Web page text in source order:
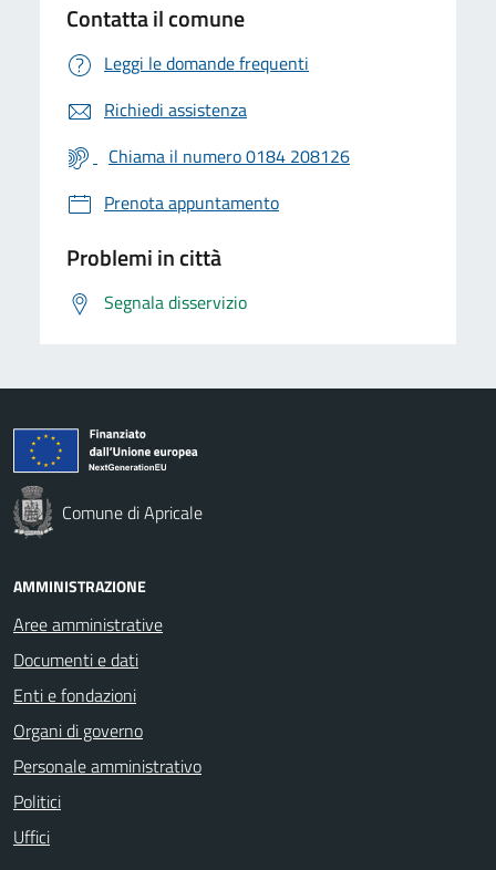
Contatta il comune
Leggi le domande frequenti
Richiedi assistenza
Chiama il numero 0184 208126
Prenota appuntamento
Problemi in città
Segnala disservizio
Comune di Apricale
AMMINISTRAZIONE
Aree amministrative
Documenti e dati
Enti e fondazioni
Organi di governo
Personale amministrativo
Politici
Uffici